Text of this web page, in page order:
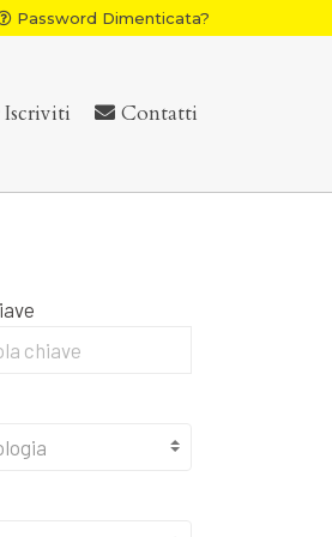
Password Dimenticata?
Iscriviti Contatti